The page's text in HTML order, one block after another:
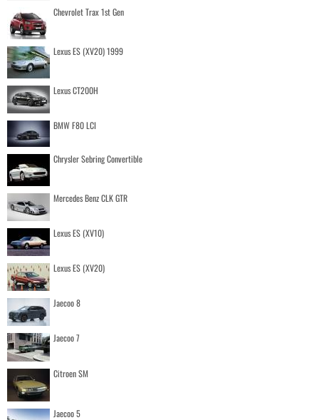
Chevrolet Trax 1st Gen
Lexus ES (XV20) 1999
Lexus CT200H
BMW F80 LCI
Chrysler Sebring Convertible
Mercedes Benz CLK GTR
Lexus ES (XV10)
Lexus ES (XV20)
Jaecoo 8
Jaecoo 7
Citroen SM
Jaecoo 5